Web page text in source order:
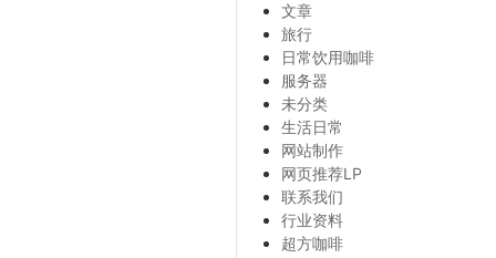
文章
旅行
日常饮用咖啡
服务器
未分类
生活日常
网站制作
网页推荐LP
联系我们
行业资料
超方咖啡